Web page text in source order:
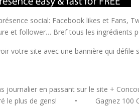
social: Facebook likes et Fans,
et follower… Bref tous les ingrédients
votre site avec une bannière qui défile
journalier en passant sur le site +
le plus de gens! • Gagnez 100